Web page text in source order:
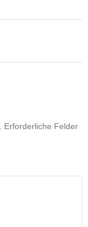
Erforderliche Felder